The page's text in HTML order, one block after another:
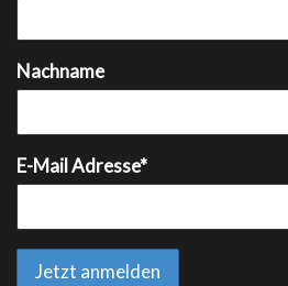
Nachname
E-Mail Adresse*